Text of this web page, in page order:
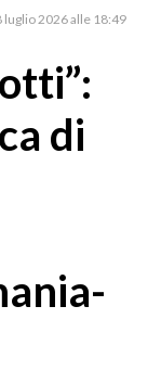
luglio 2026 alle 18:49
di